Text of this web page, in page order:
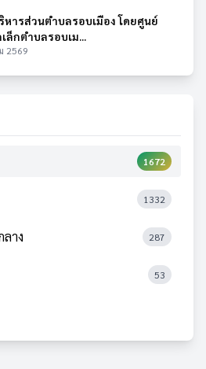
หารส่วนตำบลรอบเมือง โดยศูนย์
ล็กตำบลรอบเม...
2569
1672
1332
ลาง 287
53